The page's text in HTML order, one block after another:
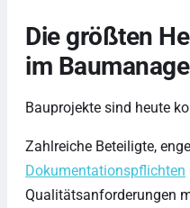
Die größten
im
Bauprojekte sind heute
Zahlreiche Beteiligte,
Dokumentationspflichten
Qualitätsanforderungen